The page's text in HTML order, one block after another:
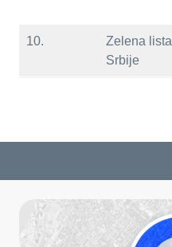
10.
Zelena lista
Srbije